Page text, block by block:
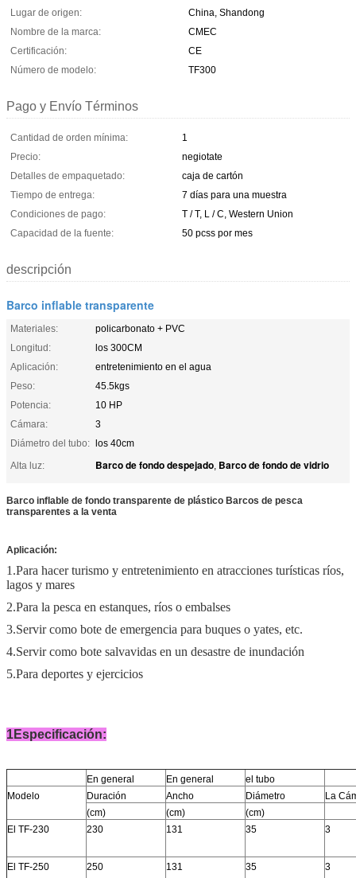
Lugar de origen:
China, Shandong
Nombre de la marca:
CMEC
Certificación:
CE
Número de modelo:
TF300
Pago y Envío Términos
Cantidad de orden mínima:
1
Precio:
negiotate
Detalles de empaquetado:
caja de cartón
Tiempo de entrega:
7 días para una muestra
Condiciones de pago:
T / T, L / C, Western Union
Capacidad de la fuente:
50 pcss por mes
descripción
Barco inflable transparente
Materiales:
policarbonato + PVC
Longitud:
los 300CM
Aplicación:
entretenimiento en el agua
Peso:
45.5kgs
Potencia:
10 HP
Cámara:
3
Diámetro del tubo: los 40cm
Alta luz:
Barco de fondo despejado, Barco de fondo de vidrio
Barco inflable de fondo transparente de plástico Barcos de pesca
transparentes a la venta
Aplicación:
1.Para hacer turismo y entretenimiento en atracciones turísticas ríos,
lagos y mares
2.Para la pesca en estanques, ríos o embalses
3.Servir como bote de emergencia para buques o yates, etc.
4.Servir como bote salvavidas en un desastre de inundación
5.Para deportes y ejercicios
1Especificación:
En general En general
el tubo
Modelo
Duración Ancho Diámetro
La
(cm)
(cm)
(cm)
El TF-230
230 131 35 3
El TF-250 250 131 35 3